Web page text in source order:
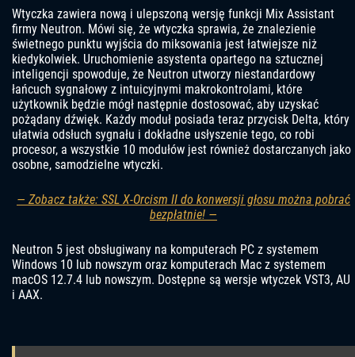
Wtyczka zawiera nową i ulepszoną wersję funkcji Mix Assistant
firmy Neutron. Mówi się, że wtyczka sprawia, że ​​znalezienie
świetnego punktu wyjścia do miksowania jest łatwiejsze niż
kiedykolwiek. Uruchomienie asystenta opartego na sztucznej
inteligencji spowoduje, że Neutron utworzy niestandardowy
łańcuch sygnałowy z intuicyjnymi makrokontrolami, które
użytkownik będzie mógł następnie dostosować, aby uzyskać
pożądany dźwięk. Każdy moduł posiada teraz przycisk Delta, który
ułatwia odsłuch sygnału i dokładne usłyszenie tego, co robi
procesor, a wszystkie 10 modułów jest również dostarczanych jako
osobne, samodzielne wtyczki.
— Zobacz także: SSL X-Orcism II do konwersji głosu można pobrać
bezpłatnie! —
Neutron 5 jest obsługiwany na komputerach PC z systemem
Windows 10 lub nowszym oraz komputerach Mac z systemem
macOS 12.7.4 lub nowszym. Dostępne są wersje wtyczek VST3, AU
i AAX.